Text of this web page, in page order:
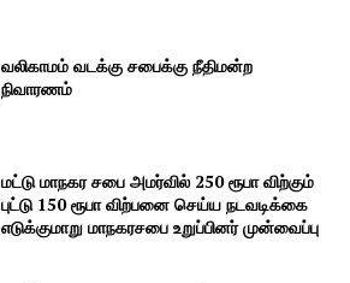
வலிகாமம் வடக்கு சபைக்கு நீதிமன்ற
நிவாரணம்
மட்டு மாநகர சபை அமர்வில் 250 ரூபா விற்கும்
புட்டு 150 ரூபா விற்பனை செய்ய நடவடிக்கை
எடுக்குமாறு மாநகரசபை உறுப்பினர் முன்வைப்பு